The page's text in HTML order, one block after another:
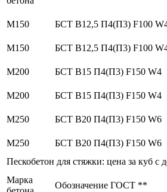
М150
БСТ В12,5 П4(П3) F100
М150
БСТ В12,5 П4(П3) F100
М200
БСТ В15 П4(П3) F150 W4
М200
БСТ В15 П4(П3) F150 W4
М250
БСТ В20 П4(П3) F150 W6
М250
БСТ В20 П4(П3) F150 W6
Пескобетон для стяжки: цена за куб с
Марка
Обозначение ГОСТ **